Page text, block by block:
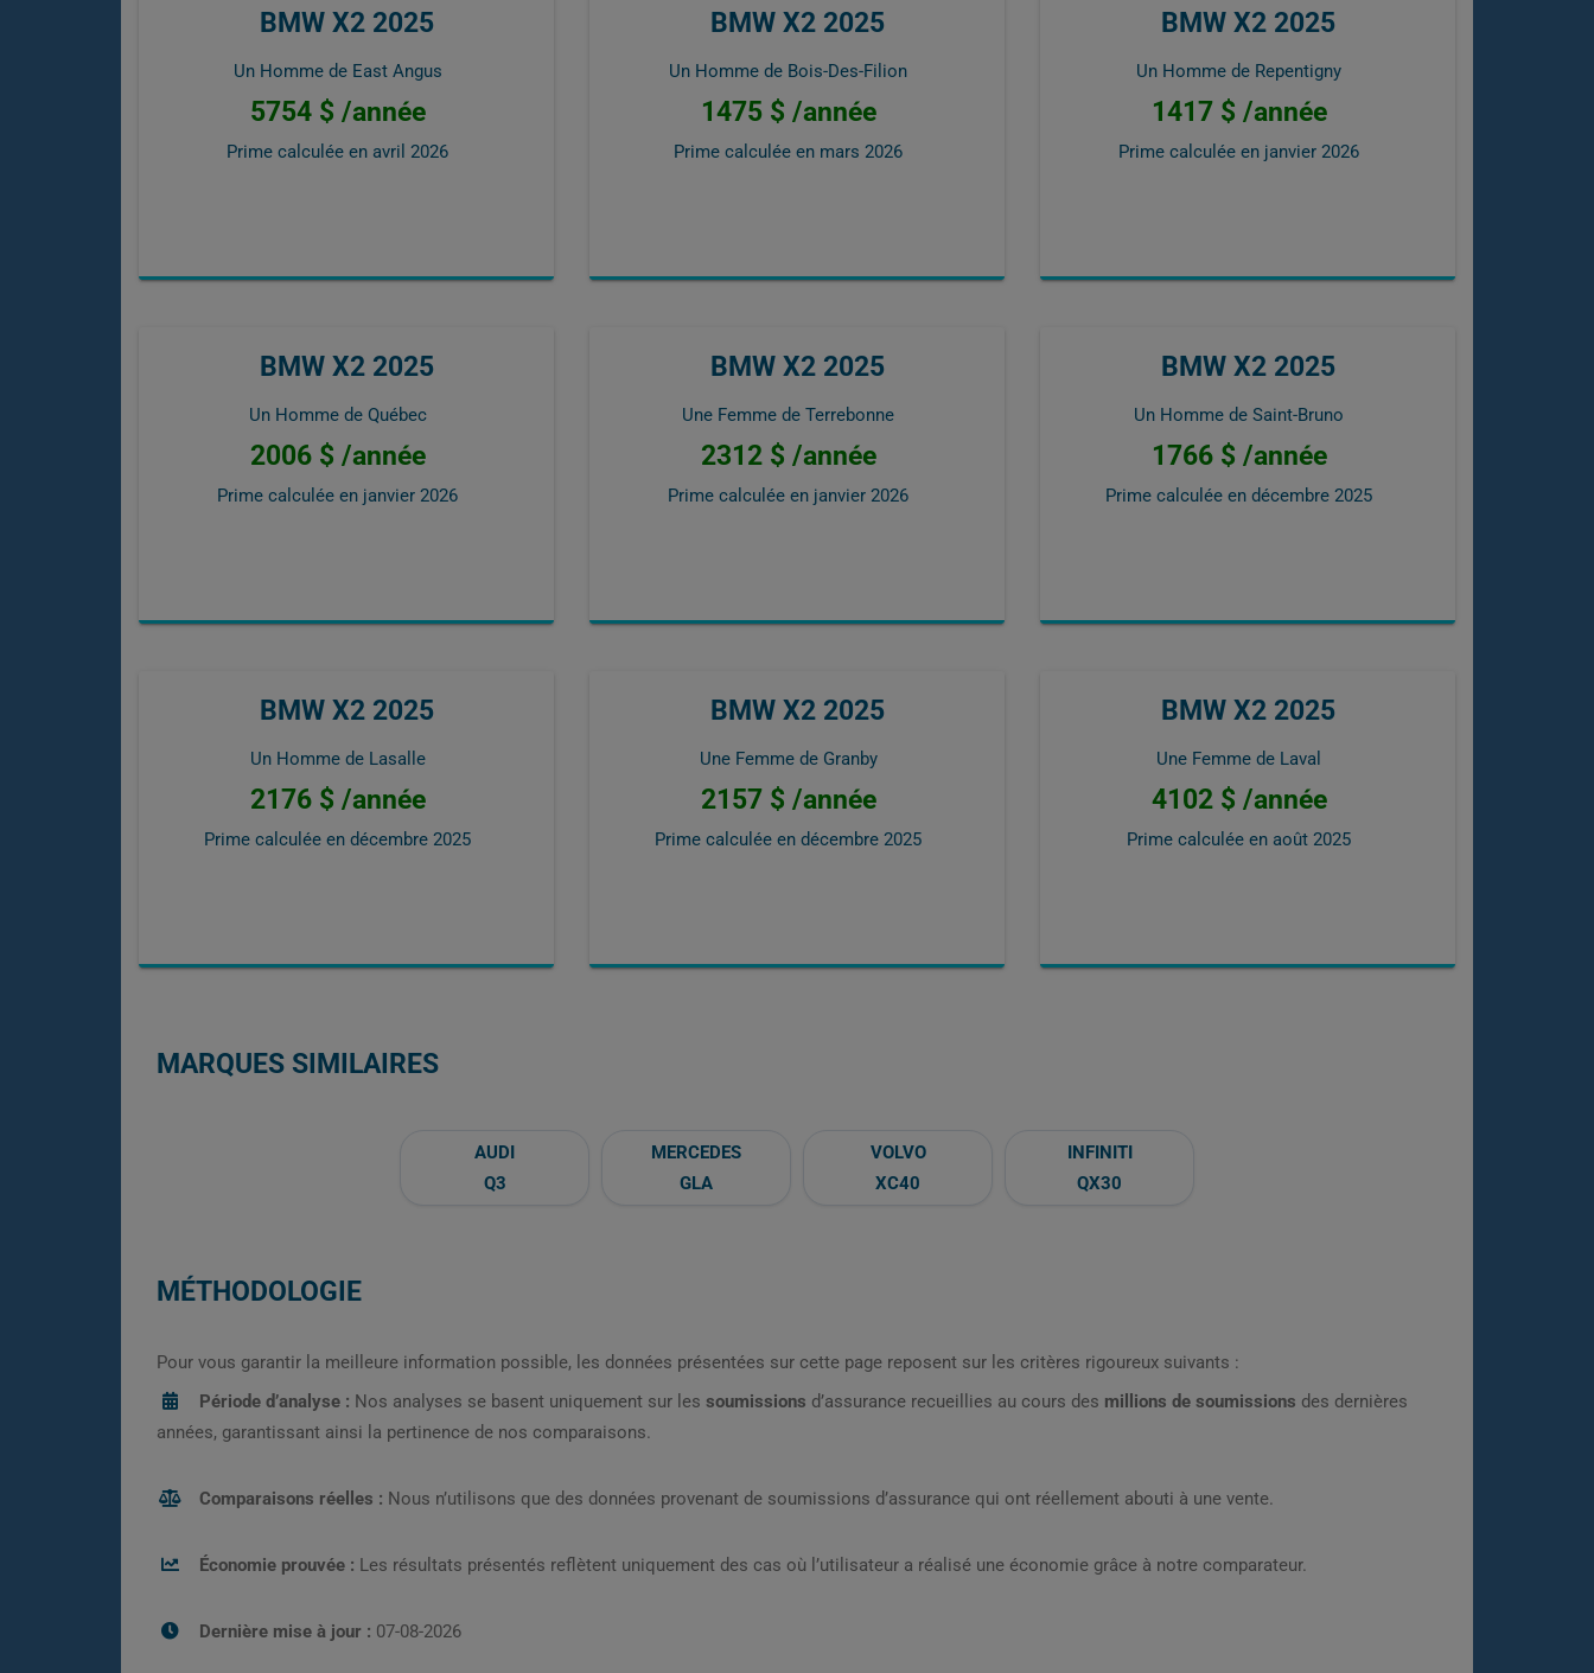
BMW X2 2025
Un Homme de East Angus
5754 $ /année
Prime calculée en avril 2026
BMW X2 2025
Un Homme de Bois-Des-Filion
1475 $ /année
Prime calculée en mars 2026
BMW X2 2025
Un Homme de Repentigny
1417 $ /année
Prime calculée en janvier 2026
BMW X2 2025
Un Homme de Québec
2006 $ /année
Prime calculée en janvier 2026
BMW X2 2025
Une Femme de Terrebonne
2312 $ /année
Prime calculée en janvier 2026
BMW X2 2025
Un Homme de Saint-Bruno
1766 $ /année
Prime calculée en décembre 2025
BMW X2 2025
Un Homme de Lasalle
2176 $ /année
Prime calculée en décembre 2025
BMW X2 2025
Une Femme de Granby
2157 $ /année
Prime calculée en décembre 2025
BMW X2 2025
Une Femme de Laval
4102 $ /année
Prime calculée en août 2025
MARQUES SIMILAIRES
AUDI
Q3
MERCEDES
GLA
VOLVO
XC40
INFINITI
QX30
MÉTHODOLOGIE
Pour vous garantir la meilleure information possible, les données présentées sur cette page reposent sur les critères rigoureux suivants :
Période d’analyse : Nos analyses se basent uniquement sur les soumissions d’assurance recueillies au cours des millions de soumissions des dernières
années, garantissant ainsi la pertinence de nos comparaisons.
Comparaisons réelles : Nous n’utilisons que des données provenant de soumissions d’assurance qui ont réellement abouti à une vente.
Économie prouvée : Les résultats présentés reflètent uniquement des cas où l’utilisateur a réalisé une économie grâce à notre comparateur.
Dernière mise à jour : 07-08-2026